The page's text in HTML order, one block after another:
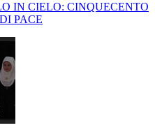
IN CIELO: CINQUECENTO
PACE